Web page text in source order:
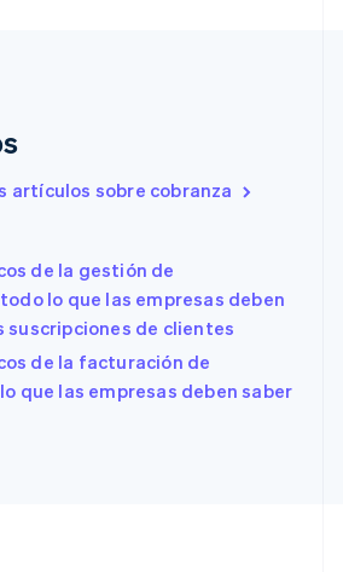
artículos sobre cobranza
de la gestión de
lo que las empresas deben
suscripciones de clientes
de la facturación de
que las empresas deben saber
体中文